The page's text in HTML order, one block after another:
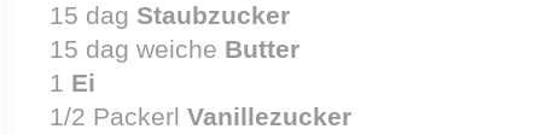
15 dag Staubzucker
15 dag weiche Butter
1 Ei
1/2 Packerl Vanillezucker